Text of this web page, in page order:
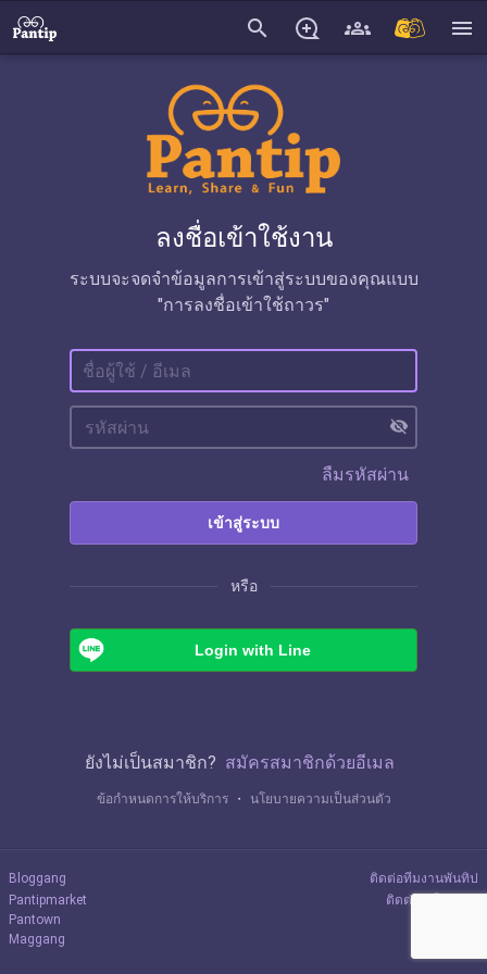
search menu
ลงชื่อเข้าใช้งาน
ระบบจะจดจำข้อมูลการเข้าสู่ระบบของคุณแบบ
"การลงชื่อเข้าใช้ถาวร"
visibility_off
ลืมรหัสผ่าน
เข้าสู่ระบบ
หรือ
Login with Line
ยังไม่เป็นสมาชิก? สมัครสมาชิกด้วยอีเมล
ข้อกำหนดการให้บริการ ・ นโยบายความเป็นส่วนตัว
Bloggang
Pantipmarket
Pantown
Maggang
ติดต่อทีมงานพันทิป
ติดต่อลงโฆษณา